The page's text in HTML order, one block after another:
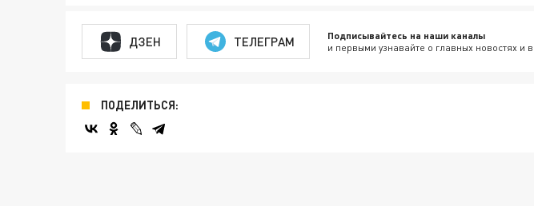
ДЗЕН ТЕЛЕГРАМ Подписывайтесь на наши каналы
и первыми узнавайте о главных новостях и
ПОДЕЛИТЬСЯ: